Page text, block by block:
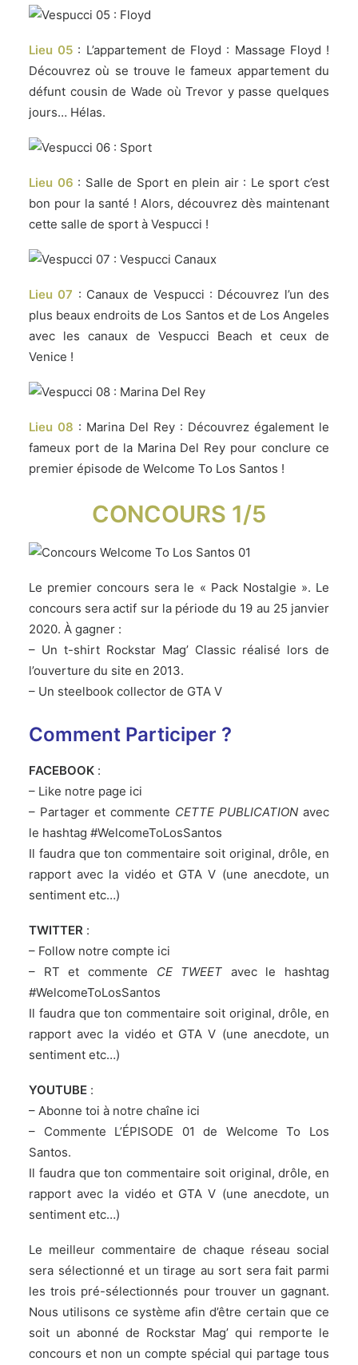
Lieu 05 : L’appartement de Floyd : Massage Floyd !
Découvrez où se trouve le fameux appartement du
défunt cousin de Wade où Trevor y passe quelques
jours… Hélas.
Lieu 06 : Salle de Sport en plein air : Le sport c’est
bon pour la santé ! Alors, découvrez dès maintenant
cette salle de sport à Vespucci !
Lieu 07 : Canaux de Vespucci : Découvrez l’un des
plus beaux endroits de Los Santos et de Los Angeles
avec les canaux de Vespucci Beach et ceux de
Venice !
Lieu 08 : Marina Del Rey : Découvrez également le
fameux port de la Marina Del Rey pour conclure ce
premier épisode de Welcome To Los Santos !
CONCOURS 1/5
Le premier concours sera le « Pack Nostalgie ». Le
concours sera actif sur la période du 19 au 25 janvier
2020. À gagner :
– Un t-shirt Rockstar Mag’ Classic réalisé lors de
l’ouverture du site en 2013.
– Un steelbook collector de GTA V
Comment Participer ?
FACEBOOK :
– Like notre page ici
– Partager et commente CETTE PUBLICATION avec
le hashtag #WelcomeToLosSantos
Il faudra que ton commentaire soit original, drôle, en
rapport avec la vidéo et GTA V (une anecdote, un
sentiment etc…)
TWITTER :
– Follow notre compte ici
– RT et commente CE TWEET avec le hashtag
#WelcomeToLosSantos
Il faudra que ton commentaire soit original, drôle, en
rapport avec la vidéo et GTA V (une anecdote, un
sentiment etc…)
YOUTUBE :
– Abonne toi à notre chaîne ici
– Commente L’ÉPISODE 01 de Welcome To Los
Santos.
Il faudra que ton commentaire soit original, drôle, en
rapport avec la vidéo et GTA V (une anecdote, un
sentiment etc…)
Le meilleur commentaire de chaque réseau social
sera sélectionné et un tirage au sort sera fait parmi
les trois pré-sélectionnés pour trouver un gagnant.
Nous utilisons ce système afin d’être certain que ce
soit un abonné de Rockstar Mag’ qui remporte le
concours et non un compte spécial qui partage tous